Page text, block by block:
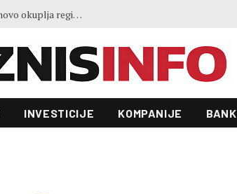
Ministar Forto: Profesionalni vozači ne mogu više čekati – Evropskoj komisiji ponudili smo provodivo rješenje
INVESTICIJE KOMPANIJE